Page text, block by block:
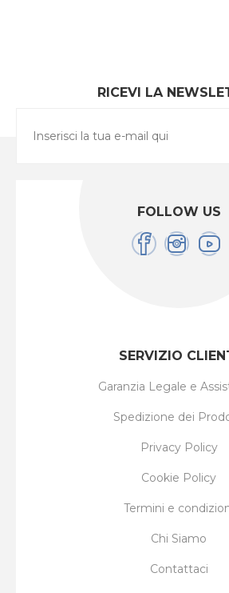
RICEVI LA
FOLLOW US
SERVIZIO
Garanzia Legale e
Spedizione dei
Privacy Policy
Cookie Policy
Termini e
Chi Siamo
Contattaci